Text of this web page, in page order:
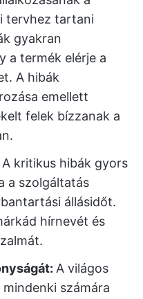
tervhez tartani
gyakran
a termék elérje a
A hibák
emellett
felek bízzanak a
A kritikus hibák gyors
a szolgáltatás
állásidőt.
hírnevét és
A világos
számára